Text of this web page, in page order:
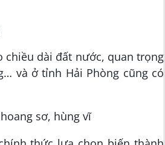
chiều dài đất nước, quan trọng
và ở tỉnh Hải Phòng cũng có